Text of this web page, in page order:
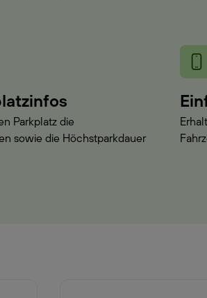
Parkplatz die
sowie die Höchstparkdauer